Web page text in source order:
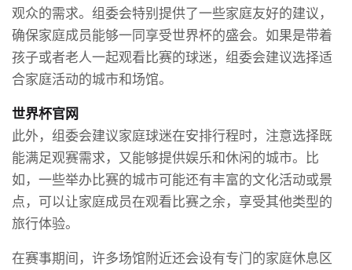
观众的需求。组委会特别提供了一些家庭友好的建议，
确保家庭成员能够一同享受世界杯的盛会。如果是带着
孩子或者老人一起观看比赛的球迷，组委会建议选择适
合家庭活动的城市和场馆。
世界杯官网
此外，组委会建议家庭球迷在安排行程时，注意选择既
能满足观赛需求，又能够提供娱乐和休闲的城市。比
如，一些举办比赛的城市可能还有丰富的文化活动或景
点，可以让家庭成员在观看比赛之余，享受其他类型的
旅行体验。
在赛事期间，许多场馆附近还会设有专门的家庭休息区